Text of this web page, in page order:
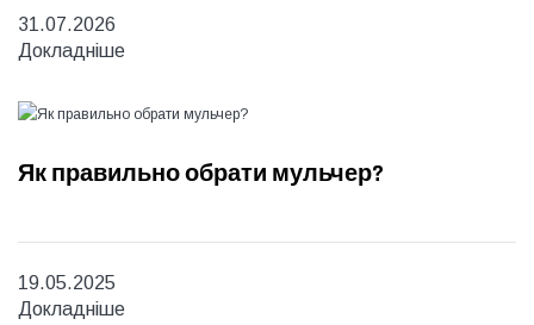
31.07.2026
Докладніше
Як правильно обрати мульчер?
19.05.2025
Докладніше